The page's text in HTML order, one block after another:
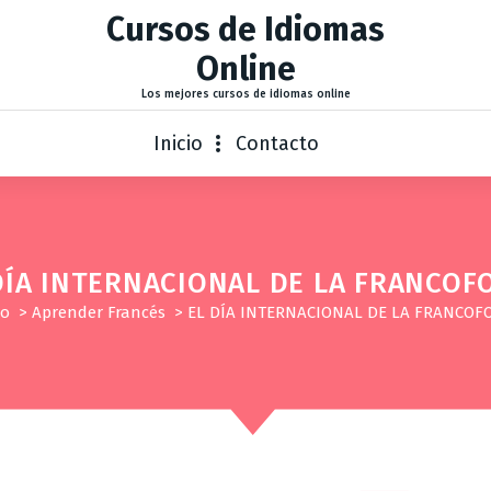
Cursos de Idiomas
Online
Los mejores cursos de idiomas online
Inicio Contacto
INTERNACIONAL DE LA
> Aprender Francés > EL DÍA INTERNACIONAL DE LA